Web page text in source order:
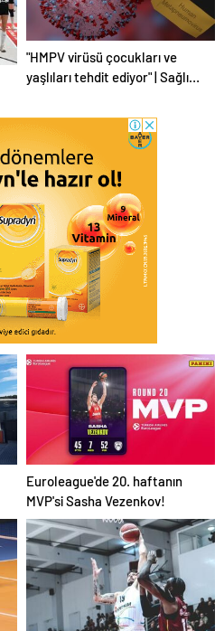
"HMPV virüsü çocukları ve
yaşlıları tehdit ediyor" | Sağlık
Euroleague'de 20. haftanın
MVP'si Sasha Vezenkov!